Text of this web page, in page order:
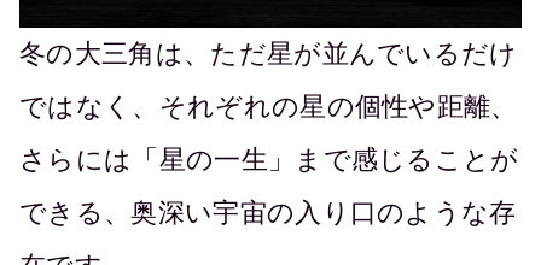
冬の大三角は、ただ星が並んでいるだけ
ではなく、それぞれの星の個性や距離、
さらには「星の一生」まで感じることが
できる、奥深い宇宙の入り口のような存